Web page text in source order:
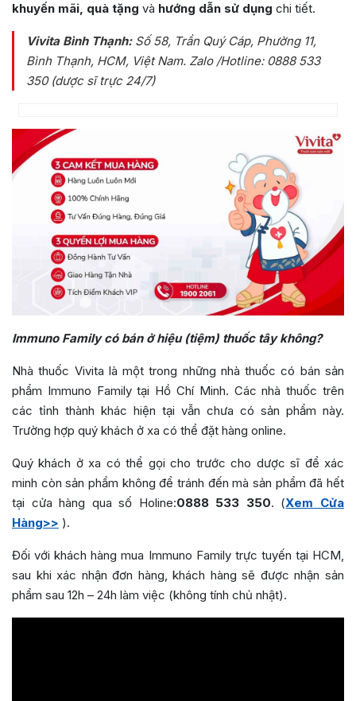
khuyến mãi, quà tặng và hướng dẫn sử dụng chi tiết.
Vivita Bình Thạnh:Số 58, Trần Quý Cáp, Phường 11,
Bình Thạnh, HCM, Việt Nam. Zalo /Hotline: 0888 533
350 (dược sĩ trực 24/7)
Immuno Family có bán ở hiệu (tiệm) thuốc tây không?
Nhà thuốc Vivita là một trong những nhà thuốc có bán sản
phẩm Immuno Family tại Hồ Chí Minh. Các nhà thuốc trên
các tỉnh thành khác hiện tại vẫn chưa có sản phẩm này.
Trường hợp quý khách ở xa có thể đặt hàng online.
Quý khách ở xa có thể gọi cho trước cho dược sĩ để xác
minh còn sản phẩm không để tránh đến mà sản phẩm đã hết
tại cửa hàng qua số Holine:0888 533 350. (Xem Cửa
Hàng>> ).
Đối với khách hàng mua Immuno Family trực tuyến tại HCM,
sau khi xác nhận đơn hàng, khách hàng sẽ được nhận sản
phẩm sau 12h – 24h làm việc (không tính chủ nhật).